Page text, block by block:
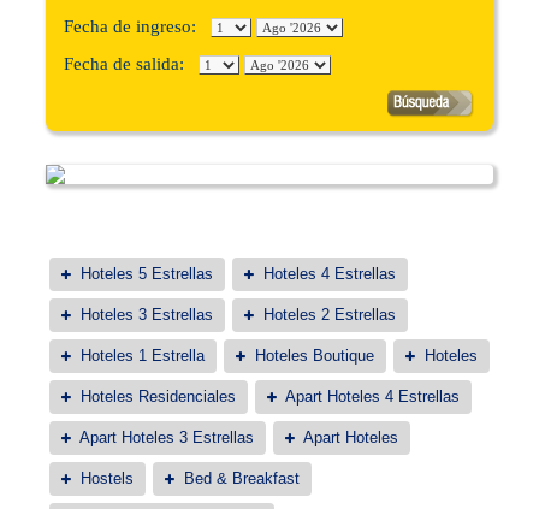
Fecha de ingreso:
Fecha de salida:
Hoteles 5 Estrellas Hoteles 4 Estrellas
Hoteles 3 Estrellas Hoteles 2 Estrellas
Hoteles 1 Estrella Hoteles Boutique Hoteles
Hoteles Residenciales Apart Hoteles 4 Estrellas
Apart Hoteles 3 Estrellas Apart Hoteles
Hostels Bed & Breakfast